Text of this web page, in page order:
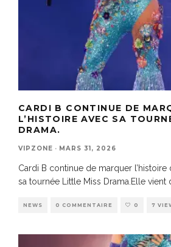
CARDI B CONTINUE DE
L’HISTOIRE AVEC SA
DRAMA.
VIPZONE · MARS 31, 2026
Cardi B continue de marquer
sa tournée Little Miss Drama.Elle vient
NEWS 0 COMMENTAIRE 0 7